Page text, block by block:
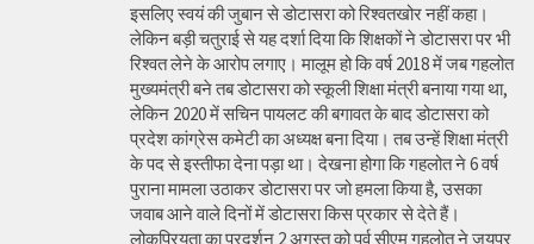
इसलिए स्वयं की जुबान से डोटासरा को रिश्वतखोर नहीं कहा।
लेकिन बड़ी चतुराई से यह दर्शा दिया कि शिक्षकों ने डोटासरा पर भी
रिश्वत लेने के आरोप लगाए। मालूम हो कि वर्ष 2018 में जब गहलोत
मुख्यमंत्री बने तब डोटासरा को स्कूली शिक्षा मंत्री बनाया गया था,
लेकिन 2020 में सचिन पायलट की बगावत के बाद डोटासरा को
प्रदेश कांग्रेस कमेटी का अध्यक्ष बना दिया। तब उन्हें शिक्षा मंत्री
के पद से इस्तीफा देना पड़ा था। देखना होगा कि गहलोत ने 6 वर्ष
पुराना मामला उठाकर डोटासरा पर जो हमला किया है, उसका
जवाब आने वाले दिनों में डोटासरा किस प्रकार से देते हैं।
लोकप्रियता का प्रदर्शन 2 अगस्त को पूर्व सीएम गहलोत ने जयपुर